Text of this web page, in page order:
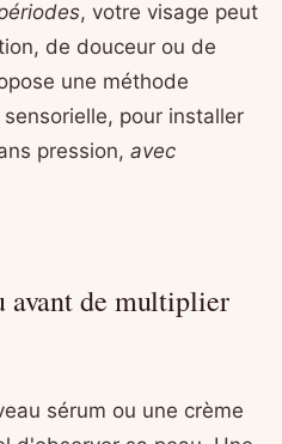
, votre visage peut
de douceur ou de
une méthode
pour installer
pression, avec
avant de multiplier
sérum ou une crème